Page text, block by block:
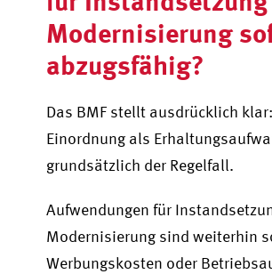
Modernisierung
abzugsfähig?
Das BMF stellt ausdrücklich
Einordnung als
grundsätzlich der Regelfall.
Aufwendungen für
Modernisierung sind weiterhin
Werbungskosten oder